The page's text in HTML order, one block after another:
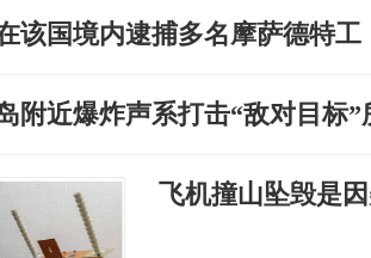
该国境内逮捕多名摩萨德特工
附近爆炸声系打击“敌对目标”
飞机撞山坠毁是